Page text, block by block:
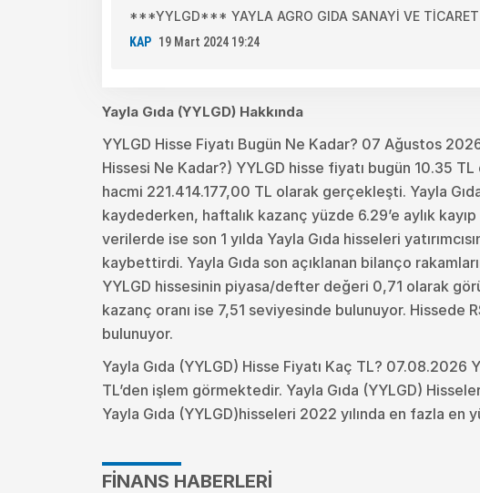
***YYLGD*** YAYLA AGRO GIDA SANAYİ VE
KAP 19 Mart 2024 19:24
Yayla Gıda (YYLGD) Hakkında
YYLGD Hisse Fiyatı Bugün Ne Kadar? 07 Ağustos
Hissesi Ne Kadar?) YYLGD hisse fiyatı bugün 10.35
hacmi 221.414.177,00 TL olarak gerçekleşti. Yayla
kaydederken, haftalık kazanç yüzde 6.29’e aylık kayıp
verilerde ise son 1 yılda Yayla Gıda hisseleri
kaybettirdi. Yayla Gıda son açıklanan bilanço
YYLGD hissesinin piyasa/defter değeri 0,71 olarak
kazanç oranı ise 7,51 seviyesinde bulunuyor. Hissede
bulunuyor.
Yayla Gıda (YYLGD) Hisse Fiyatı Kaç TL? 07.08.2026
TL’den işlem görmektedir. Yayla Gıda (YYLGD)
Yayla Gıda (YYLGD)hisseleri 2022 yılında en fazla en
FINANS HABERLERI